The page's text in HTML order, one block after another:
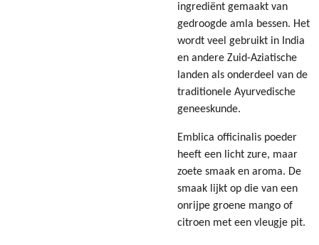
ingrediënt gemaakt van
gedroogde amla bessen. Het
wordt veel gebruikt in India
en andere Zuid-Aziatische
landen als onderdeel van de
traditionele Ayurvedische
geneeskunde.
Emblica officinalis poeder
heeft een licht zure, maar
zoete smaak en aroma. De
smaak lijkt op die van een
onrijpe groene mango of
citroen met een vleugje pit.